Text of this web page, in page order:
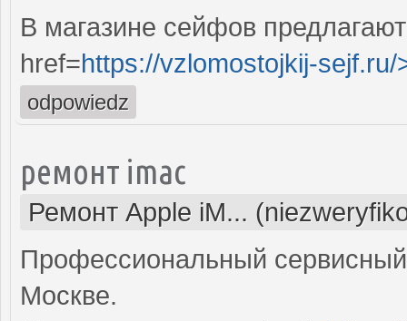
В магазине сейфов
href=https://vzlomostojkij-sejf.ru/
odpowiedz
ремонт imac
Ремонт Apple iM...
Профессиональный
Москве.